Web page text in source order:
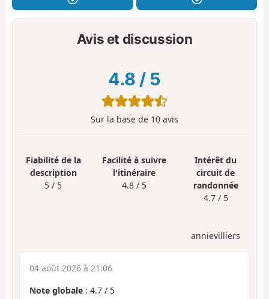
Avis et discussion
4.8 / 5
Sur la base de 10 avis
Fiabilité de la
description
5 / 5
Facilité à suivre
l'itinéraire
4.8 / 5
Intérêt du
circuit de
randonnée
4.7 / 5
annievilliers
04 août 2026 à 21:06
Note globale : 4.7 / 5